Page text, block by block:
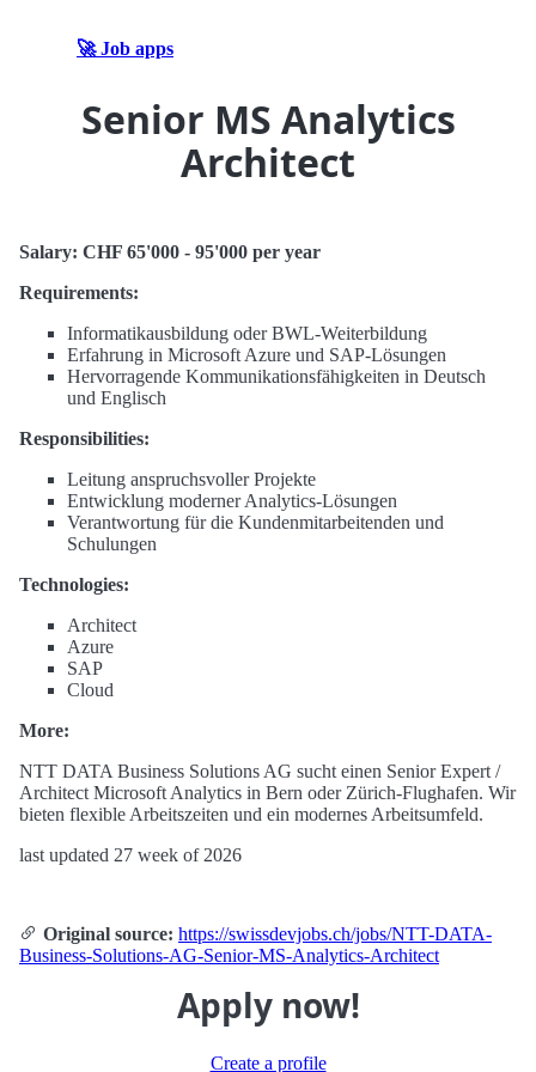
🚀 Job apps
Senior MS Analytics
Architect
Salary: CHF 65'000 - 95'000 per year
Requirements:
Informatikausbildung oder BWL-Weiterbildung
Erfahrung in Microsoft Azure und SAP-Lösungen
Hervorragende Kommunikationsfähigkeiten in Deutsch
und Englisch
Responsibilities:
Leitung anspruchsvoller Projekte
Entwicklung moderner Analytics-Lösungen
Verantwortung für die Kundenmitarbeitenden und
Schulungen
Technologies:
Architect
Azure
SAP
Cloud
More:
NTT DATA Business Solutions AG sucht einen Senior Expert /
Architect Microsoft Analytics in Bern oder Zürich-Flughafen. Wir
bieten flexible Arbeitszeiten und ein modernes Arbeitsumfeld.
last updated 27 week of 2026
Original source: https://swissdevjobs.ch/jobs/NTT-DATA-
Business-Solutions-AG-Senior-MS-Analytics-Architect
Apply now!
Create a profile